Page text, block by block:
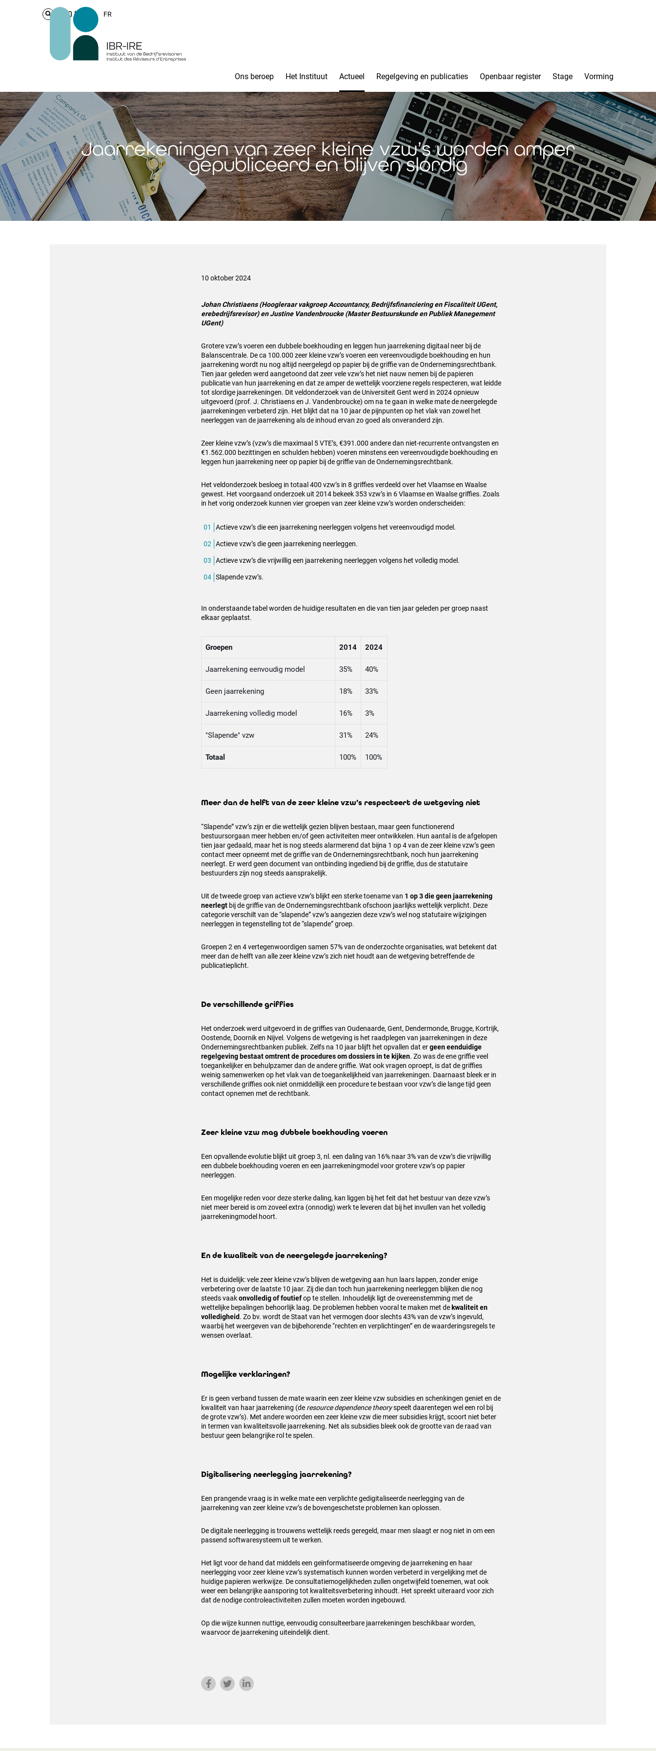
Login FR
Ons beroep Het Instituut Actueel Regelgeving en publicaties Openbaar register Stage Vorming
Jaarrekeningen van zeer kleine vzw’s worden amper
gepubliceerd en blijven slordig
10 oktober 2024
Johan Christiaens (Hoogleraar vakgroep Accountancy, Bedrijfsfinanciering en Fiscaliteit UGent,
erebedrijfsrevisor) enJustine Vandenbroucke (Master Bestuurskunde en Publiek Manegement
UGent)
Grotere vzw’s voeren een dubbele boekhouding en leggen hun jaarrekening digitaal neer bij de
Balanscentrale. De ca 100.000 zeer kleine vzw’s voeren een vereenvoudigde boekhouding en hun
jaarrekening wordt nu nog altijd neergelegd op papier bij de griffie van de Ondernemingsrechtbank.
Tien jaar geleden werd aangetoond dat zeer vele vzw’s het niet nauw nemen bij de papieren
publicatie van hun jaarrekening en dat ze amper de wettelijk voorziene regels respecteren, wat leidde
tot slordige jaarrekeningen. Dit veldonderzoek van de Universiteit Gent werd in 2024 opnieuw
uitgevoerd (prof. J. Christiaens en J. Vandenbroucke) om na te gaan in welke mate de neergelegde
jaarrekeningen verbeterd zijn. Het blijkt dat na 10 jaar de pijnpunten op het vlak van zowel het
neerleggen van de jaarrekening als de inhoud ervan zo goed als onveranderd zijn.
Zeer kleine vzw’s (vzw’s die maximaal 5 VTE’s, €391.000 andere dan niet-recurrente ontvangsten en
€1.562.000 bezittingen en schulden hebben) voeren minstens een vereenvoudigde boekhouding en
leggen hun jaarrekening neer op papier bij de griffie van de Ondernemingsrechtbank.
Het veldonderzoek besloeg in totaal 400 vzw’s in 8 griffies verdeeld over het Vlaamse en Waalse
gewest. Het voorgaand onderzoek uit 2014 bekeek 353 vzw’s in 6 Vlaamse en Waalse griffies. Zoals
in het vorig onderzoek kunnen vier groepen van zeer kleine vzw’s worden onderscheiden:
Actieve vzw’s die een jaarrekening neerleggen volgens het vereenvoudigd model.
Actieve vzw’s die geen jaarrekening neerleggen.
Actieve vzw’s die vrijwillig een jaarrekening neerleggen volgens het volledig model.
Slapende vzw’s.
In onderstaande tabel worden de huidige resultaten en die van tien jaar geleden per groep naast
elkaar geplaatst.
Groepen 2014 2024
Jaarrekening eenvoudig model 35% 40%
Geen jaarrekening 18% 33%
Jaarrekening volledig model 16% 3%
"Slapende" vzw 31% 24%
Totaal 100% 100%
Meer dan de helft van de zeer kleine vzw’s respecteert de wetgeving niet
“Slapende” vzw’s zijn er die wettelijk gezien blijven bestaan, maar geen functionerend
bestuursorgaan meer hebben en/of geen activiteiten meer ontwikkelen. Hun aantal is de afgelopen
tien jaar gedaald, maar het is nog steeds alarmerend dat bijna 1 op 4 van de zeer kleine vzw’s geen
contact meer opneemt met de griffie van de Ondernemingsrechtbank, noch hun jaarrekening
neerlegt. Er werd geen document van ontbinding ingediend bij de griffie, dus de statutaire
bestuurders zijn nog steeds aansprakelijk.
Uit de tweede groep van actieve vzw’s blijkt een sterke toename van 1 op 3 die geen jaarrekening
neerlegt bij de griffie van de Ondernemingsrechtbank ofschoon jaarlijks wettelijk verplicht. Deze
categorie verschilt van de “slapende” vzw’s aangezien deze vzw’s wel nog statutaire wijzigingen
neerleggen in tegenstelling tot de “slapende” groep.
Groepen 2 en 4 vertegenwoordigen samen 57% van de onderzochte organisaties, wat betekent dat
meer dan de helft van alle zeer kleine vzw’s zich niet houdt aan de wetgeving betreffende de
publicatieplicht.
De verschillende griffies
Het onderzoek werd uitgevoerd in de griffies van Oudenaarde, Gent, Dendermonde, Brugge, Kortrijk,
Oostende, Doornik en Nijvel. Volgens de wetgeving is het raadplegen van jaarrekeningen in deze
Ondernemingsrechtbanken publiek. Zelfs na 10 jaar blijft het opvallen dat ergeen eenduidige
regelgeving bestaat omtrent de procedures om dossiers in te kijken. Zo was de ene griffie veel
toegankelijker en behulpzamer dan de andere griffie. Wat ook vragen oproept, is dat de griffies
weinig samenwerken op het vlak van de toegankelijkheid van jaarrekeningen. Daarnaast bleek er in
verschillende griffies ook niet onmiddellijk een procedure te bestaan voor vzw’s die lange tijd geen
contact opnemen met de rechtbank.
Zeer kleine vzw mag dubbele boekhouding voeren
Een opvallende evolutie blijkt uit groep 3, nl. een daling van 16% naar 3% van de vzw’s die vrijwillig
een dubbele boekhouding voeren en een jaarrekeningmodel voor grotere vzw’s op papier
neerleggen.
Een mogelijke reden voor deze sterke daling, kan liggen bij het feit dat het bestuur van deze vzw’s
niet meer bereid is om zoveel extra (onnodig) werk te leveren dat bij het invullen van het volledig
jaarrekeningmodel hoort.
En de kwaliteit van de neergelegde jaarrekening?
Het is duidelijk: vele zeer kleine vzw’s blijven de wetgeving aan hun laars lappen, zonder enige
verbetering over de laatste 10 jaar. Zij die dan toch hun jaarrekening neerleggen blijken die nog
steeds vaakonvolledig of foutiefop te stellen. Inhoudelijk ligt de overeenstemming met de
wettelijke bepalingen behoorlijk laag. De problemen hebben vooral te maken met de kwaliteit en
volledigheid. Zo bv. wordt de Staat van het vermogen door slechts 43% van de vzw’s ingevuld,
waarbij het weergeven van de bijbehorende “rechten en verplichtingen” en de waarderingsregels te
wensen overlaat.
Mogelijke verklaringen?
Er is geen verband tussen de mate waarin een zeer kleine vzw subsidies en schenkingen geniet en de
kwaliteit van haar jaarrekening (de resource dependence theoryspeelt daarentegen wel een rol bij
de grote vzw’s). Met andere woorden een zeer kleine vzw die meer subsidies krijgt, scoort niet beter
in termen van kwaliteitsvolle jaarrekening. Net als subsidies bleek ook de grootte van de raad van
bestuur geen belangrijke rol te spelen.
Digitalisering neerlegging jaarrekening?
Een prangende vraag is in welke mate een verplichte gedigitaliseerde neerlegging van de
jaarrekening van zeer kleine vzw’s de bovengeschetste problemen kan oplossen.
De digitale neerlegging is trouwens wettelijk reeds geregeld, maar men slaagt er nog niet in om een
passend softwaresysteem uit te werken.
Het ligt voor de hand dat middels een geïnformatiseerde omgeving de jaarrekening en haar
neerlegging voor zeer kleine vzw’s systematisch kunnen worden verbeterd in vergelijking met de
huidige papieren werkwijze. De consultatiemogelijkheden zullen ongetwijfeld toenemen, wat ook
weer een belangrijke aansporing tot kwaliteitsverbetering inhoudt. Het spreekt uiteraard voor zich
dat de nodige controleactiviteiten zullen moeten worden ingebouwd.
Op die wijze kunnen nuttige, eenvoudig consulteerbare jaarrekeningen beschikbaar worden,
waarvoor de jaarrekening uiteindelijk dient.